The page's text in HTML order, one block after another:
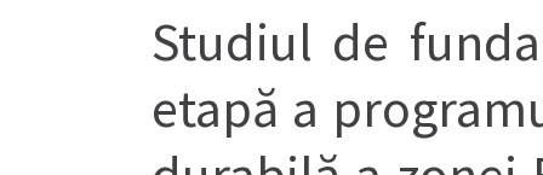
Studiul de
etapă a